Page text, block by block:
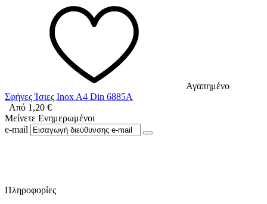
Αγαπημένο
Σφήνες Ίσιες Inox A4 Din 6885A
Από 1,20 €
Μείνετε Ενημερωμένοι
e-mail
Πληροφορίες